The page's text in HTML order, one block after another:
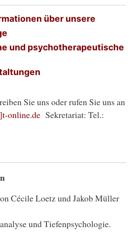
über unsere
und psychotherapeutische
Sie uns oder rufen Sie uns an
online.de Sekretariat: Tel.:
Cécile Loetz und Jakob Müller
und Tiefenpsychologie.